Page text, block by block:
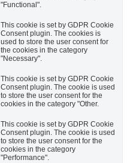
"Functional".
This cookie is set by GDPR Cookie
Consent plugin. The cookies is
used to store the user consent for
the cookies in the category
"Necessary".
This cookie is set by GDPR Cookie
Consent plugin. The cookie is used
to store the user consent for the
cookies in the category "Other.
This cookie is set by GDPR Cookie
Consent plugin. The cookie is used
to store the user consent for the
cookies in the category
"Performance".